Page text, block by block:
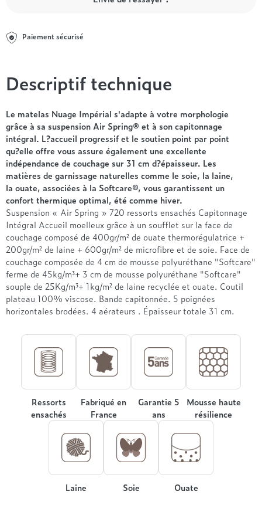
Entre 1000 et 1500€
Nos matelas par marque
André Renault
Beautyrest Luxury
Epeda
Ergotherm
Grand Litier
Hotel & Lodge
Simmons
Styldecor
Technilat
Tempur
Treca
Nos sommiers par prix
+ de 1000€
Paiement sécurisé
Descriptif technique
Le matelas Nuage Impérial s'adapte à votre morphologie
grâce à sa suspension Air Spring® et à son capitonnage
intégral. L?accueil progressif et le soutien point par point
qu?elle offre vous assure également une excellente
indépendance de couchage sur 31 cm d?épaisseur. Les
matières de garnissage naturelles comme le soie, la laine,
la ouate, associées à la Softcare®, vous garantissent un
confort thermique optimal, été comme hiver.
Suspension « Air Spring » 720 ressorts ensachés Capitonnage
Intégral Accueil moelleux grâce à un soufflet sur la face de
couchage composé de 400gr/m² de ouate thermorégulatrice +
200gr/m² de laine + 600gr/m² de microfibre et de soie. Face de
couchage composée de 4 cm de mousse polyuréthane "Softcare"
ferme de 45kg/m³+ 3 cm de mousse polyuréthane "Softcare"
souple de 25Kg/m³+ 1kg/m² de laine recyclée et ouate. Coutil
plateau 100% viscose. Bande capitonnée. 5 poignées
horizontales brodées. 4 aérateurs . Épaisseur totale 31 cm.
Ressorts
ensachés
Fabriqué en
France
Garantie 5
ans
Mousse haute
résilience
Laine Soie Ouate